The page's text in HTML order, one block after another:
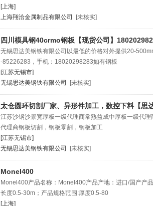
[上海]
上海翔洽金属制品有限公司
[未核实]
四川模具钢40crmo钢板【现货公司】
无锡思达美钢铁有限公司以最低的价格对外提供20-
-85226283，手机：18020298283如有钢板
[江苏无锡市]
无锡思达美钢铁有限公司
[未核实]
太仓圆环切割厂家、异形件加工，数控下料【思
江苏沙钢沙景宽厚板一级代理商常熟益成中厚板一级代
代理商钢板切割，钢板零割，钢板加工
[江苏无锡市]
无锡思达美钢铁有限公司
[未核实]
Monel400
Monel400产品名称：Monel400产品产地：进口/国产产
长度0.5-30m；产品规格范围:厚度0.5-80
[上海]